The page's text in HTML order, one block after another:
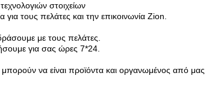
στοιχείων
για τους πελάτες και την επικοινωνία Zion.
με τους πελάτες.
για σας ώρες 7*24.
να είναι προϊόντα και οργανωμένος από μας